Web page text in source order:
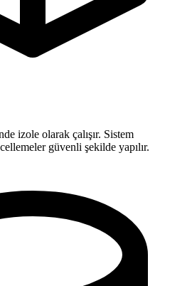
izole olarak çalışır. Sistem
güvenli şekilde yapılır.